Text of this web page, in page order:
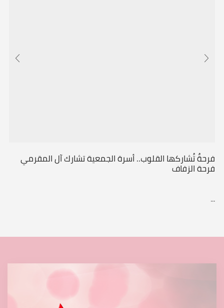
فرحةٌ تُشاركها القلوب.. أسرة الجمعية تشارك آل المقرمي
فرحة الزفاف
...